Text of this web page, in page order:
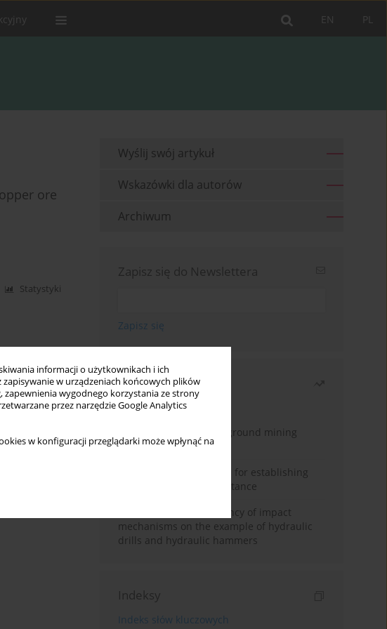
informacji o użytkownikach i ich
w urządzeniach końcowych plików
zapewnienia wygodnego korzystania ze strony
przez narzędzie Google Analytics
w konfiguracji przeglądarki może wpłynąć na
PL
EN
ore
Statystyki
Wyślij swój artykuł
Wskazówki dla autorów
Archiwum
Zapisz się do Newslettera
Najczęściej czytane
Miesiąc
Rok
Methodology for underground mining
method selection
New theoretical method for establishing
indentation rolling resistance
Evaluation of the efficiency of impact
mechanisms on the example of hydraulic
drills and hydraulic hammers
Indeksy
Indeks słów kluczowych